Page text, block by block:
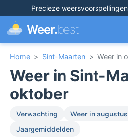
Precieze weersvoorspellingen
Weer.best
Home > Sint-Maarten > Weer in
Weer in Sint-
oktober
Verwachting Weer in augustus
Jaargemiddelden